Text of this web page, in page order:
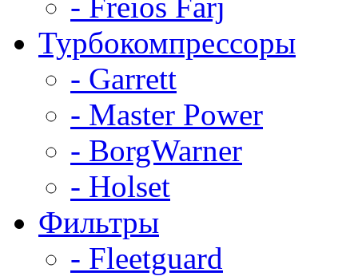
Турбокомпрессоры
- Garrett
- Master Power
- BorgWarner
- Holset
Фильтры
- Fleetguard